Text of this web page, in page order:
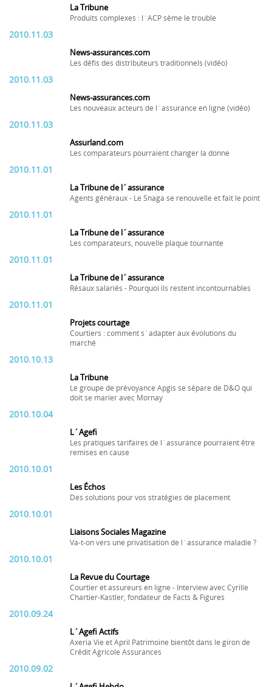
La Tribune
Produits complexes : l´ACP sème le trouble
2010.11.03
News-assurances.com
Les défis des distributeurs traditionnels (vidéo)
2010.11.03
News-assurances.com
Les nouveaux acteurs de l´assurance en ligne (vidéo)
2010.11.03
Assurland.com
Les comparateurs pourraient changer la donne
2010.11.01
La Tribune de l´assurance
Agents généraux - Le Snaga se renouvelle et fait le point
2010.11.01
La Tribune de l´assurance
Les comparateurs, nouvelle plaque tournante
2010.11.01
La Tribune de l´assurance
Résaux salariés - Pourquoi ils restent incontournables
2010.11.01
Projets courtage
Courtiers : comment s´adapter aux évolutions du
marché
2010.10.13
La Tribune
Le groupe de prévoyance Apgis se sépare de D&O qui
doit se marier avec Mornay
2010.10.04
L´Agefi
Les pratiques tarifaires de l´assurance pourraient être
remises en cause
2010.10.01
Les Échos
Des solutions pour vos stratégies de placement
2010.10.01
Liaisons Sociales Magazine
Va-t-on vers une privatisation de l´assurance maladie ?
2010.10.01
La Revue du Courtage
Courtier et assureurs en ligne - Interview avec Cyrille
Chartier-Kastler, fondateur de Facts & Figures
2010.09.24
L´Agefi Actifs
Axeria Vie et April Patrimoine bientôt dans le giron de
Crédit Agricole Assurances
2010.09.02